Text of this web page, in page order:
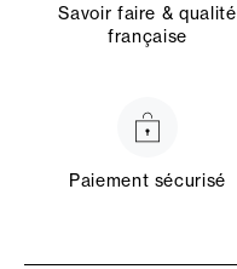
Savoir faire & qualité
française
Paiement sécurisé